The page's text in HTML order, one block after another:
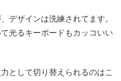
デザインは洗練されてます。
光るキーボードもカッコいい
として切り替えられるのはこ